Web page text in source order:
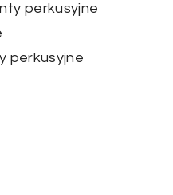
perkusyjne
perkusyjne